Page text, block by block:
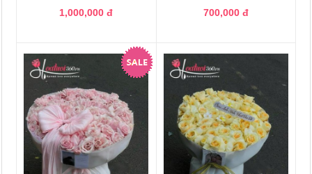
1,000,000 đ
700,000 đ